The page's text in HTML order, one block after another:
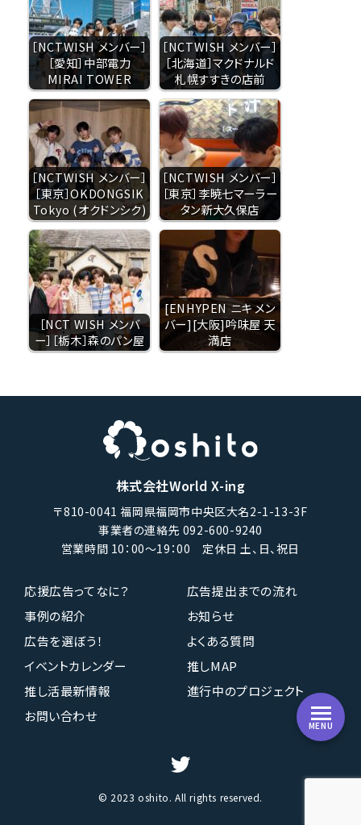
［NCTWISH メンバー］
［愛知］中部電力
MIRAI TOWER
［NCTWISH メンバー］
［北海道］マクドナルド
札幌すすきの店前
［NCTWISH メンバー］
［東京］OKDONGSIK
Tokyo (オクドンシク)
［NCTWISH メンバー］
［東京］李暁七マーラー
タン新大久保店
［NCT WISH メンバ
ー］［栃木］森のパン屋
[ENHYPEN ニキ メン
バー][大阪]吟味屋 天
満店
株式会社World X-ing
〒810-0041 福岡県福岡市中央区大名2-1-13-3F
事業者の連絡先 092-600-9240
営業時間 10：00〜19：00 定休日 土、日、祝日
MENU
応援広告ってなに？
広告提出までの流れ
事例の紹介
お知らせ
広告を選ぼう！
よくある質問
イベントカレンダー
推しMAP
推し活最新情報
進行中のプロジェクト
お問い合わせ
© 2023 oshito. All rights reserved.